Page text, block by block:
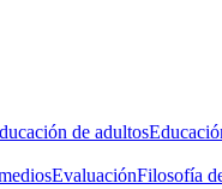
de adultos
EvaluaciónFilosofía